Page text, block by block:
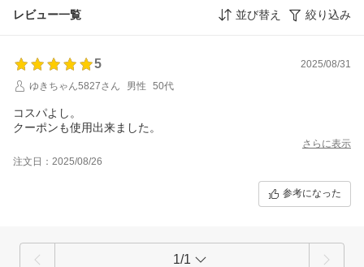
レビュー一覧 並び替え 絞り込み
5
2025/08/31
ゆきちゃん5827さん
男性 50代
コスパよし。
クーポンも使用出来ました。
さらに表示
注文日：2025/08/26
参考になった
1/1